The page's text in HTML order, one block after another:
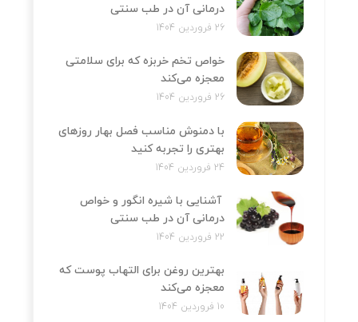
درمانی آن در طب سنتی
26 فروردین 1404
خواص تخم خربزه که برای سلامتی
معجزه می‌کند
26 فروردین 1404
با دمنوش مناسب فصل بهار روزهای
بهتری را تجربه کنید
24 فروردین 1404
آشنایی با شیره انگور و خواص
درمانی آن در طب سنتی
22 فروردین 1404
بهترین روغن برای التهاب پوست که
معجزه می‌کند
10 فروردین 1404